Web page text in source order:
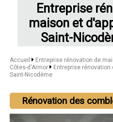
Entreprise
maison et
Saint-
Accueil
Entreprise rénovation de
Côtes-d'Armor
Entreprise
Saint-Nicodème
Rénovation des